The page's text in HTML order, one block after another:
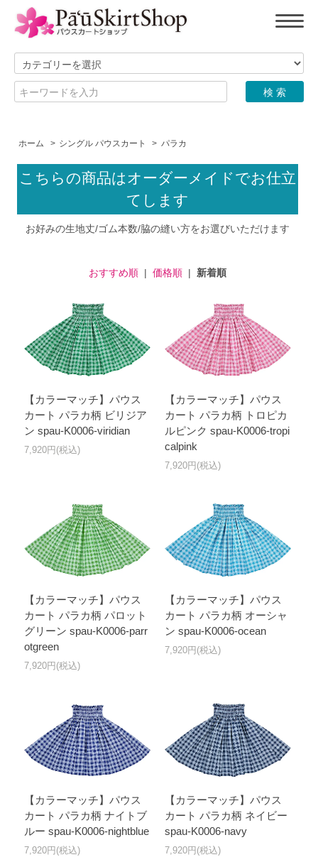
ホーム > シングル パウスカート > パラカ
こちらの商品はオーダーメイドでお仕立
てします
お好みの生地丈/ゴム本数/脇の縫い方をお選びいただけます
おすすめ順| 価格順| 新着順
【カラーマッチ】パウス
カート パラカ柄 ビリジア
ン spau-K0006-viridian
7,920円(税込)
【カラーマッチ】パウス
カート パラカ柄 トロピカ
ルピンク spau-K0006-tropi
calpink
7,920円(税込)
【カラーマッチ】パウス
カート パラカ柄 パロット
グリーン spau-K0006-parr
otgreen
7,920円(税込)
【カラーマッチ】パウス
カート パラカ柄 オーシャ
ン spau-K0006-ocean
7,920円(税込)
【カラーマッチ】パウス
カート パラカ柄 ナイトブ
ルー spau-K0006-nightblue
7,920円(税込)
【カラーマッチ】パウス
カート パラカ柄 ネイビー
spau-K0006-navy
7,920円(税込)